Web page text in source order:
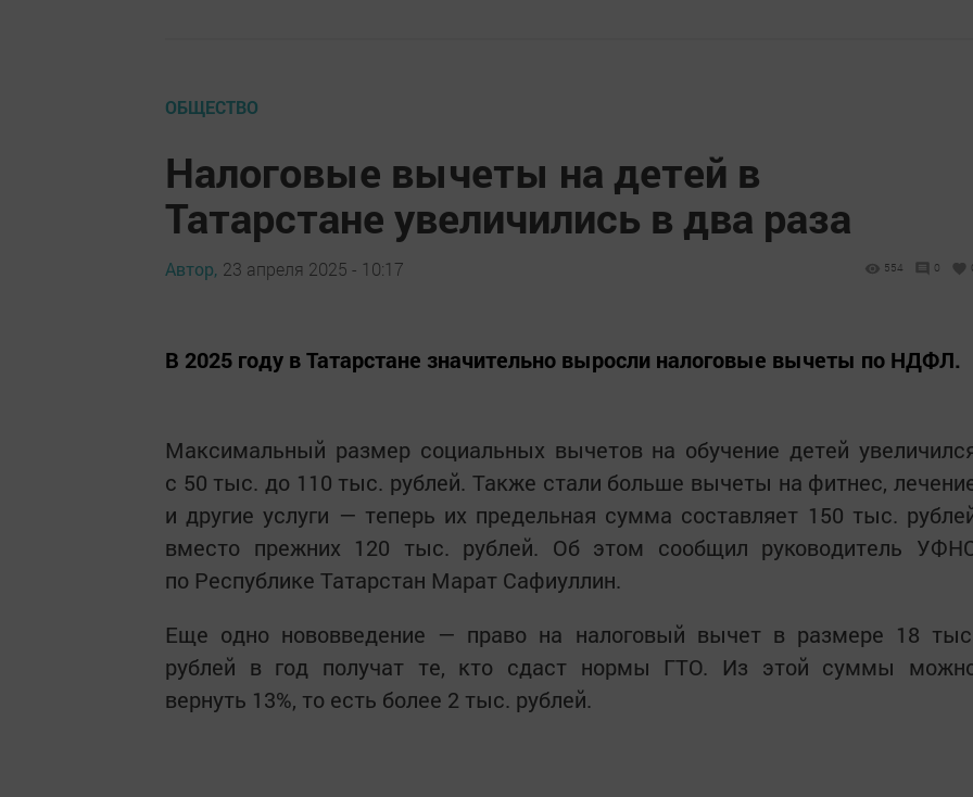
ОБЩЕСТВО
Налоговые вычеты на детей в
Татарстане увеличились в два раза
Автор, 23 апреля 2025 - 10:17 554 0
В 2025 году в Татарстане значительно выросли налоговые вычеты по НДФЛ.
Максимальный размер социальных вычетов на обучение детей
с 50 тыс. до 110 тыс. рублей. Также стали больше вычеты на фитнес,
и другие услуги — теперь их предельная сумма составляет 150 тыс.
вместо прежних 120 тыс. рублей. Об этом сообщил руководитель
по Республике Татарстан Марат Сафиуллин.
Еще одно нововведение — право на налоговый вычет в размере 18
рублей в год получат те, кто сдаст нормы ГТО. Из этой суммы
вернуть 13%, то есть более 2 тыс. рублей.